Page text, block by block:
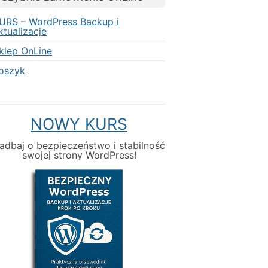
– WordPress Backup i
OnLine
NOWY KURS
o bezpieczeństwo i stabilność
swojej strony WordPress!